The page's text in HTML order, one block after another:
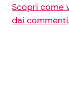
Scopri come
dai commenti.